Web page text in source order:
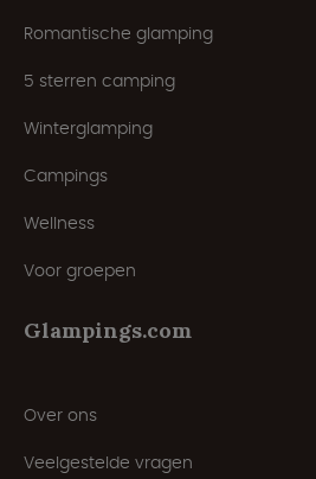
Romantische glamping
5 sterren camping
Winterglamping
Campings
Wellness
Voor groepen
Glampings.com
Over ons
Veelgestelde vragen